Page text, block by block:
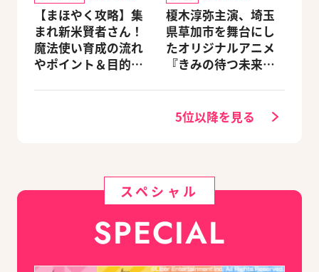
【まほやく攻略】集
まれ新米賢者さん！
魔法使い育成の流れ
やポイント＆目的別
榎木淳弥主演、埼玉
県草加市を舞台にし
たオリジナルアニメ
『きみの待つ未来
5位以降を見る
スペシャル
SPECIAL